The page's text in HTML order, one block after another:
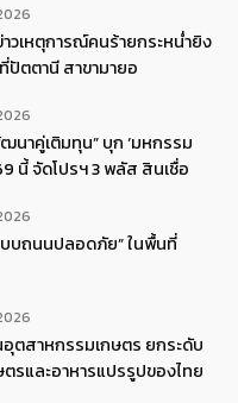
วเหตุการณ์คนร้ายกระหน่ำยิง
ตตานี สาขามายอ
นาคู่เติมทุน” บุก ‘มหกรรม
นี้ จัดโปรฯ 3 พลัส สินเชื่อ
บถนนปลอดภัย” ในพื้นที่
ตสาหกรรมเกษตร ยกระดับ
รและอาหารแปรรูปของไทย